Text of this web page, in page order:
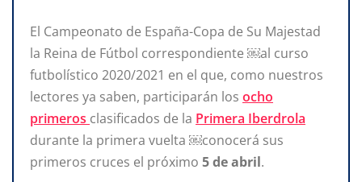
El Campeonato de España-Copa de Su Majestad
la Reina de Fútbol correspondiente ￼al curso
futbolístico 2020/2021 en el que, como nuestros
lectores ya saben, participarán los ocho
primeros clasificados de la Primera Iberdrola
durante la primera vuelta ￼conocerá sus
primeros cruces el próximo 5 de abril.